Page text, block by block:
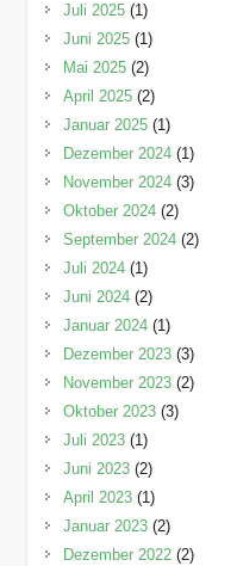
Juli 2025(1)
Juni 2025(1)
Mai 2025(2)
April 2025(2)
Januar 2025(1)
Dezember 2024(1)
November 2024(3)
Oktober 2024(2)
September 2024(2)
Juli 2024(1)
Juni 2024(2)
Januar 2024(1)
Dezember 2023(3)
November 2023(2)
Oktober 2023(3)
Juli 2023(1)
Juni 2023(2)
April 2023(1)
Januar 2023(2)
Dezember 2022(2)